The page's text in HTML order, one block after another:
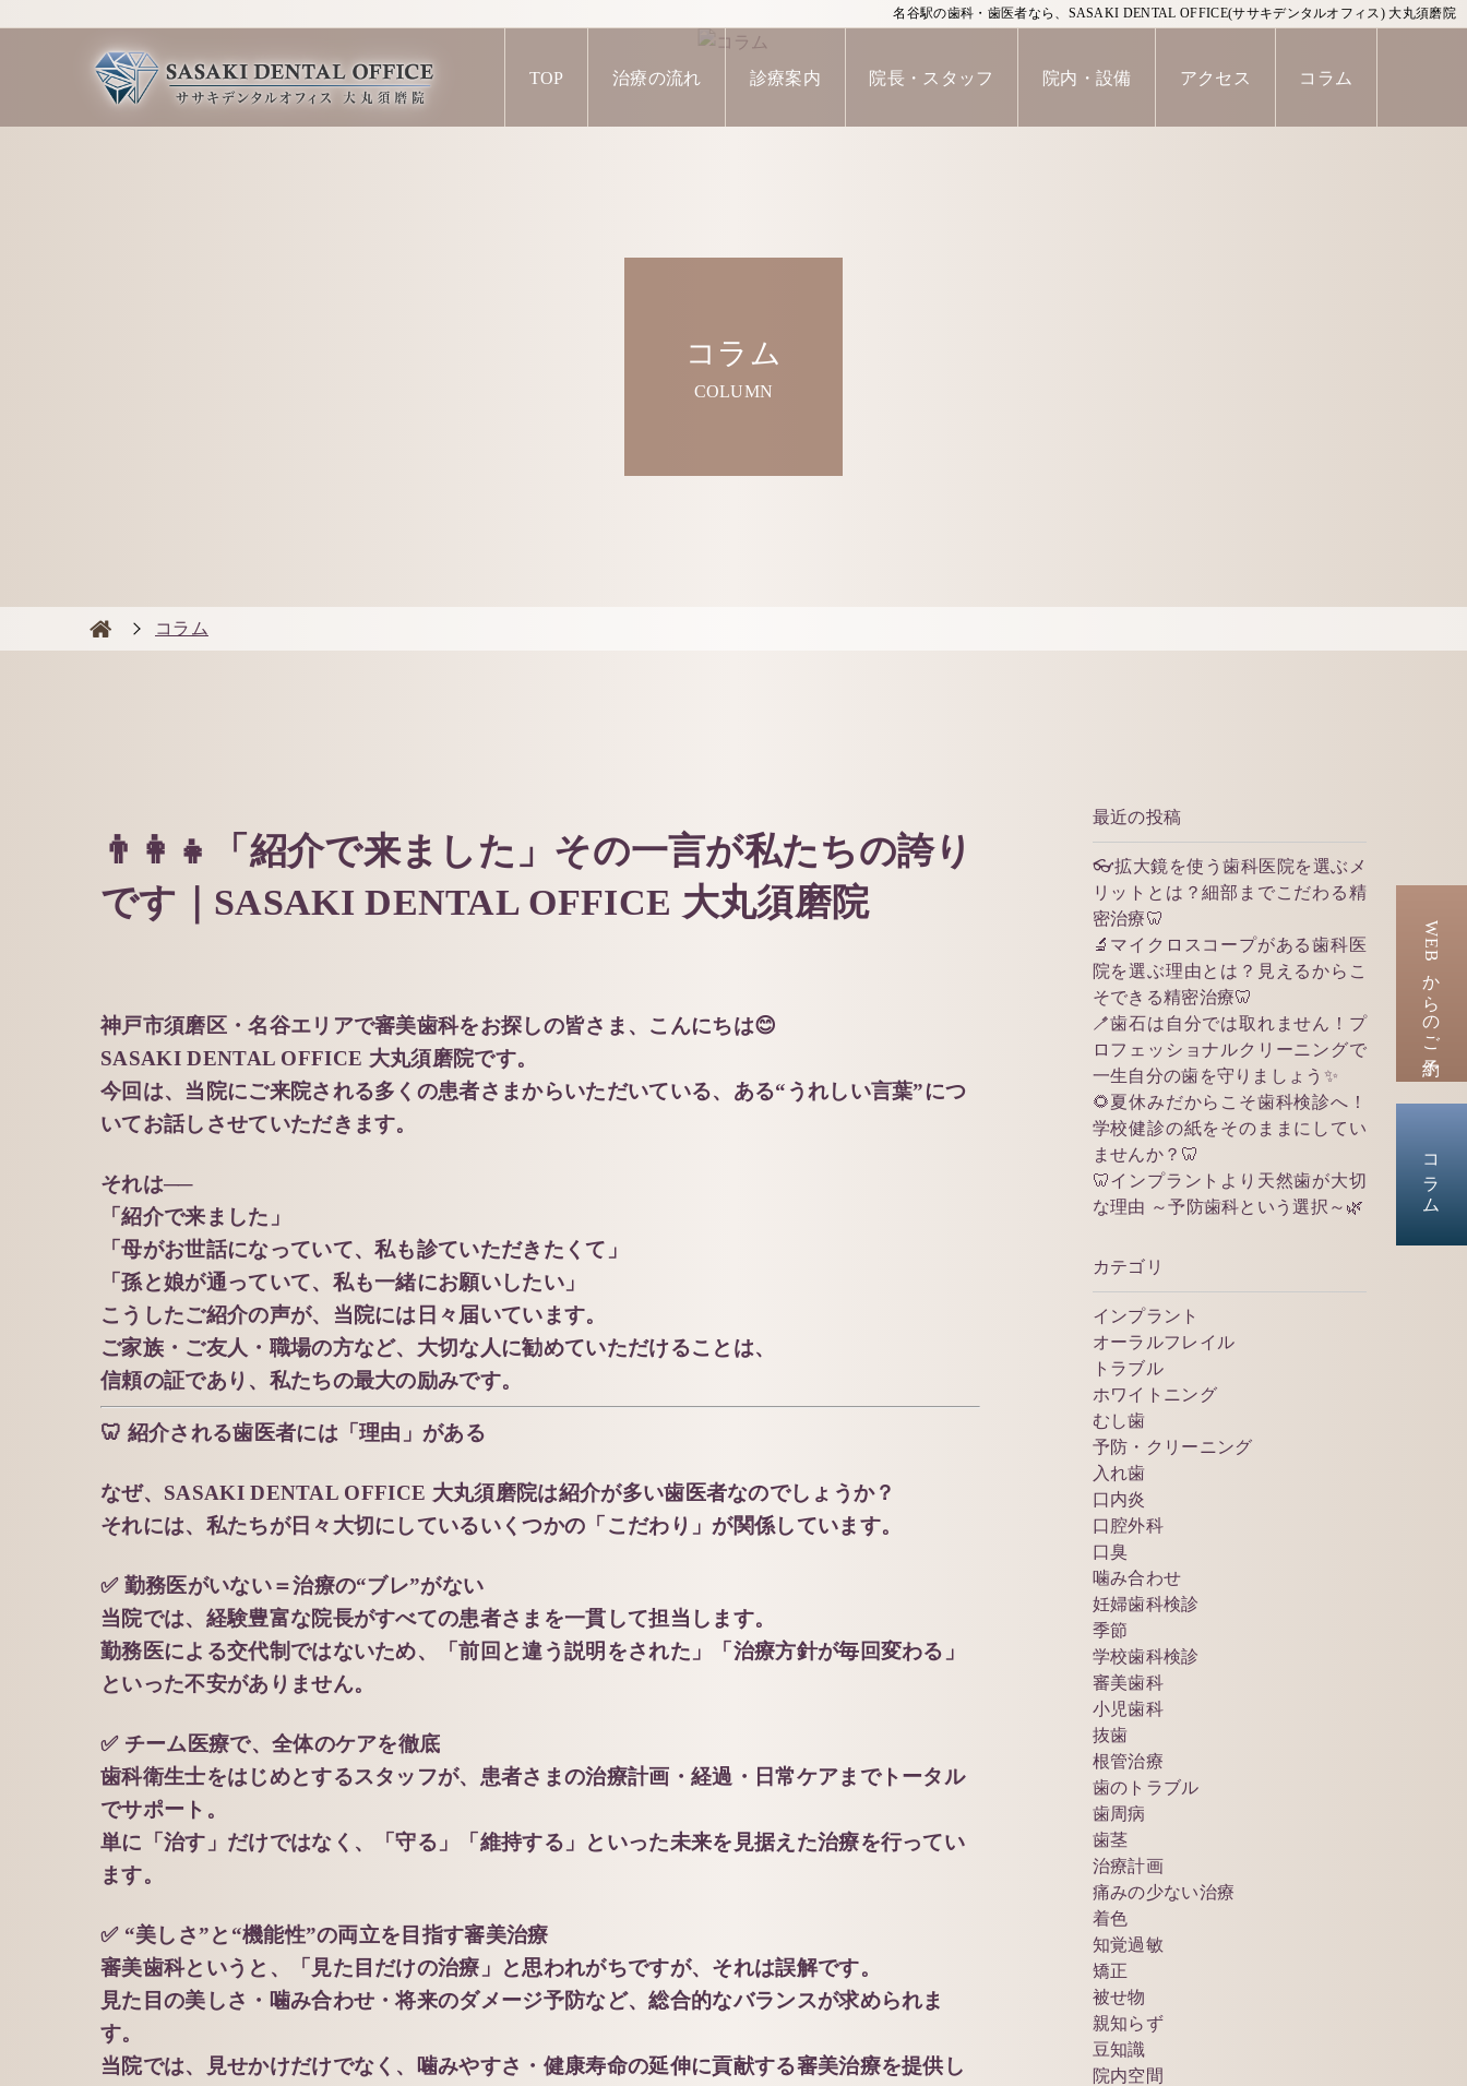
名谷駅の歯科・歯医者なら、SASAKI DENTAL OFFICE(ササキデンタルオフィス) 大丸須磨院
TOP 治療の流れ 診療案内 院長・スタッフ 院内・設備 アクセス コラム
WEBからのご予約
コラム
コラム
COLUMN
コラム
👨‍👩‍👧「紹介で来ました」その一言が私たちの誇り
です｜SASAKI DENTAL OFFICE 大丸須磨院
神戸市須磨区・名谷エリアで審美歯科をお探しの皆さま、こんにちは😊
SASAKI DENTAL OFFICE 大丸須磨院です。
今回は、当院にご来院される多くの患者さまからいただいている、ある“うれしい言葉”につ
いてお話しさせていただきます。
それは──
「紹介で来ました」
「母がお世話になっていて、私も診ていただきたくて」
「孫と娘が通っていて、私も一緒にお願いしたい」
こうしたご紹介の声が、当院には日々届いています。
ご家族・ご友人・職場の方など、大切な人に勧めていただけることは、
信頼の証であり、私たちの最大の励みです。
🦷 紹介される歯医者には「理由」がある
なぜ、SASAKI DENTAL OFFICE 大丸須磨院は紹介が多い歯医者なのでしょうか？
それには、私たちが日々大切にしているいくつかの「こだわり」が関係しています。
✅ 勤務医がいない＝治療の“ブレ”がない
当院では、経験豊富な院長がすべての患者さまを一貫して担当します。
勤務医による交代制ではないため、「前回と違う説明をされた」「治療方針が毎回変わる」
といった不安がありません。
✅ チーム医療で、全体のケアを徹底
歯科衛生士をはじめとするスタッフが、患者さまの治療計画・経過・日常ケアまでトータル
でサポート。
単に「治す」だけではなく、「守る」「維持する」といった未来を見据えた治療を行ってい
ます。
✅ “美しさ”と“機能性”の両立を目指す審美治療
審美歯科というと、「見た目だけの治療」と思われがちですが、それは誤解です。
見た目の美しさ・噛み合わせ・将来のダメージ予防など、総合的なバランスが求められま
す。
当院では、見せかけだけでなく、噛みやすさ・健康寿命の延伸に貢献する審美治療を提供し
最近の投稿
👓拡大鏡を使う歯科医院を選ぶメ
リットとは？細部までこだわる精
密治療🦷
🔬マイクロスコープがある歯科医
院を選ぶ理由とは？見えるからこ
そできる精密治療🦷
🪥歯石は自分では取れません！プ
ロフェッショナルクリーニングで
一生自分の歯を守りましょう✨
🌻夏休みだからこそ歯科検診へ！
学校健診の紙をそのままにしてい
ませんか？🦷
🦷インプラントより天然歯が大切
な理由 ～予防歯科という選択～🌿
カテゴリ
インプラント
オーラルフレイル
トラブル
ホワイトニング
むし歯
予防・クリーニング
入れ歯
口内炎
口腔外科
口臭
噛み合わせ
妊婦歯科検診
季節
学校歯科検診
審美歯科
小児歯科
抜歯
根管治療
歯のトラブル
歯周病
歯茎
治療計画
痛みの少ない治療
着色
知覚過敏
矯正
被せ物
親知らず
豆知識
院内空間